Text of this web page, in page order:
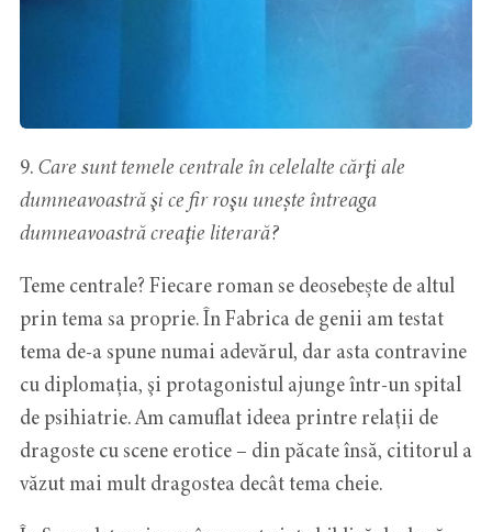
9.Care sunt temele centrale în celelalte cărţi ale
dumneavoastră şi ce fir roşu unește întreaga
dumneavoastră creaţie literară?
Teme centrale? Fiecare roman se deosebește de altul
prin tema sa proprie. În Fabrica de genii am testat
tema de-a spune numai adevărul, dar asta contravine
cu diplomația, şi protagonistul ajunge într-un spital
de psihiatrie. Am camuflat ideea printre relaţii de
dragoste cu scene erotice – din păcate însă, cititorul a
văzut mai mult dragostea decât tema cheie.